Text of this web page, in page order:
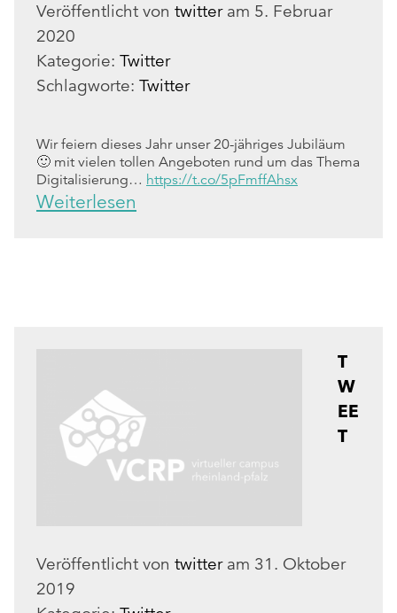
Veröffentlicht von twitteram 5. Februar
2020
Kategorie: Twitter
Schlagworte: Twitter
Wir feiern dieses Jahr unser 20-jähriges Jubiläum
🙂 mit vielen tollen Angeboten rund um das Thema
Digitalisierung… https://t.co/5pFmffAhsx
Weiterlesen
T
W
EE
T
Veröffentlicht von twitteram 31. Oktober
2019